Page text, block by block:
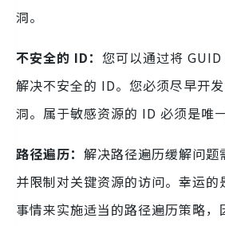
洞。
不安全的 ID： 您可以通过将
解决不安全的 ID。您必须尽早开
洞。属于敏感资源的 ID 必须是唯
路径遍历： 解决路径遍历缓解问
并限制对关键资源的访问。幸运的
事情来实施适当的路径遍历策略